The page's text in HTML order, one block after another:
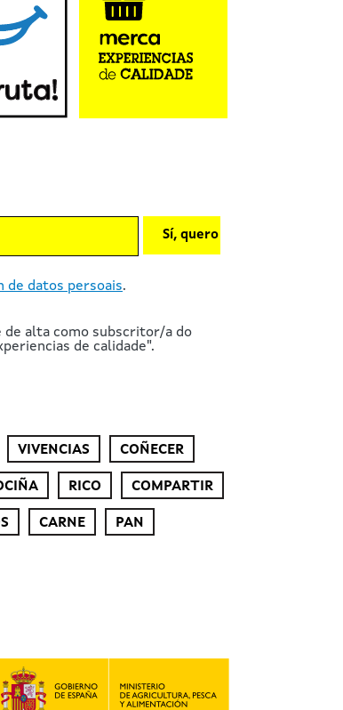
de datos persoais.
alta como subscritor/a do
de calidade".
Sí, quero
VIVENCIAS COÑECER
RICO COMPARTIR
CARNE PAN